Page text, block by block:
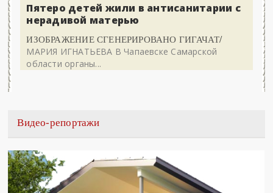
Пятеро детей жили в антисанитарии с
нерадивой матерью
ИЗОБРАЖЕНИЕ СГЕНЕРИРОВАНО ГИГАЧАТ/
МАРИЯ ИГНАТЬЕВА В Чапаевске Самарской
области органы...
Видео-репортажи